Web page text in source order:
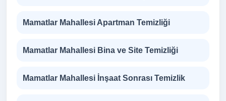
Mamatlar Mahallesi Apartman Temizliği
Mamatlar Mahallesi Bina ve Site Temizliği
Mamatlar Mahallesi İnşaat Sonrası Temizlik